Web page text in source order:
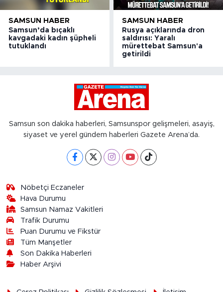
SAMSUN HABER
Samsun’da bıçaklı
kavgadaki kadın şüpheli
tutuklandı
SAMSUN HABER
Rusya açıklarında dron
saldırısı: Yaralı
mürettebat Samsun'a
getirildi
Samsun son dakika haberleri, Samsunspor gelişmeleri, asayiş,
siyaset ve yerel gündem haberleri Gazete Arena’da.
Nöbetçi Eczaneler
Hava Durumu
Samsun Namaz Vakitleri
Trafik Durumu
Puan Durumu ve Fikstür
Tüm Manşetler
Son Dakika Haberleri
Haber Arşivi